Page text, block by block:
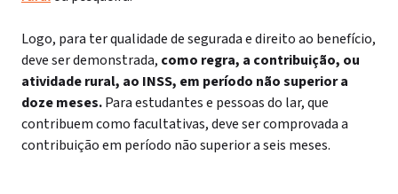
Logo, para ter qualidade de segurada e direito ao benefício,
deve ser demonstrada, como regra, a contribuição, ou
atividade rural, ao INSS, em período não superior a
doze meses.Para estudantes e pessoas do lar, que
contribuem como facultativas, deve ser comprovada a
contribuição em período não superior a seis meses.